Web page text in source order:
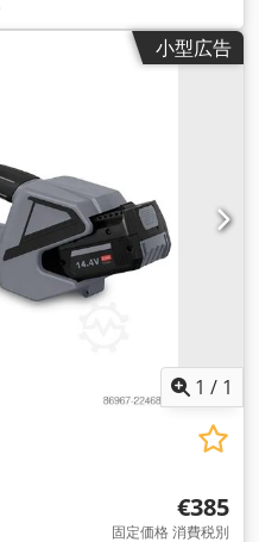
小型広告
1 / 1
€385
固定価格 消費税別